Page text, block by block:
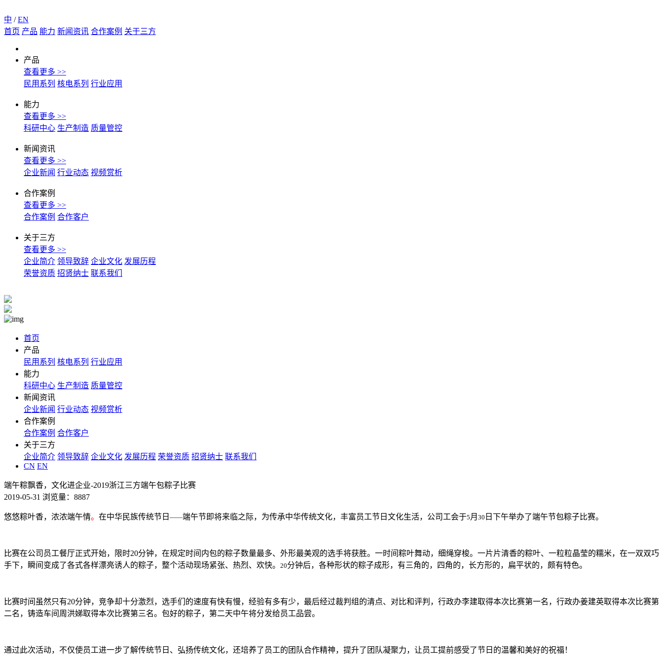
中 /EN
首页 产品 能力 新闻资讯 合作案例 关于三方
产品
查看更多 >>
民用系列 核电系列 行业应用
能力
查看更多 >>
科研中心 生产制造 质量管控
新闻资讯
查看更多 >>
企业新闻 行业动态 视频赏析
合作案例
查看更多 >>
合作案例 合作客户
关于三方
查看更多 >>
企业简介 领导致辞 企业文化 发展历程
荣誉资质 招贤纳士 联系我们
首页
产品
民用系列 核电系列 行业应用
能力
科研中心 生产制造 质量管控
新闻资讯
企业新闻 行业动态 视频赏析
合作案例
合作案例 合作客户
关于三方
企业简介 领导致辞 企业文化 发展历程 荣誉资质 招贤纳士 联系我们
CN EN
端午粽飘香，文化进企业-2019浙江三方端午包粽子比赛
2019-05-31 浏览量：8887
悠悠粽叶香，浓浓端午情。 在中华民族传统节日 ——端午节即将来临之际，为传承中华传统文化，丰富员工节日文化生活，公司工会于5 月 30 日下午举办了端午节包粽子比赛。
比赛在公司员工餐厅正式开始，限时20分钟，在规定时间内包的粽子数量最多、外形最美观的选手将获胜。一时间粽叶舞动，细绳穿梭。一片片清香的粽叶、一粒粒晶莹的糯米，在一双双巧
手下，瞬间变成了各式各样漂亮诱人的粽子，整个活动现场紧张、热烈、欢快。 20分钟后，各种形状的粽子成形，有三角的，四角的，长方形的，扁平状的，颇有特色。
比赛时间虽然只有20分钟，竞争却十分激烈，选手们的速度有快有慢，经验有多有少，最后经过裁判组的清点、对比和评判，行政办李建取得本次比赛第一名，行政办姜建英取得本次比赛第
二名，铸造车间周洪娣取得本次比赛第三名。包好的粽子，第二天中午将分发给员工品尝。
通过此次活动，不仅使员工进一步了解传统节日、弘扬传统文化，还培养了员工的团队合作精神，提升了团队凝聚力，让员工提前感受了节日的温馨和美好的祝福！